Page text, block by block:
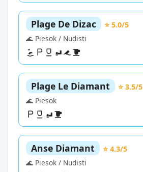
Plage De Dizac
⭐ 5.0/5
🌊 Piesok / Nudisti
Plage Le Diamant
⭐ 3.5/5
🌊 Piesok
Anse Diamant
⭐ 4.3/5
🌊 Piesok / Nudisti